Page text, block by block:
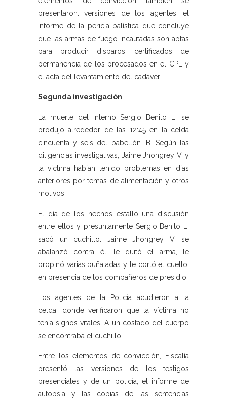
presentaron: versiones de los agentes, el
informe de la pericia balística que concluye
que las armas de fuego incautadas son aptas
para producir disparos, certificados de
permanencia de los procesados en el CPL y
el acta del levantamiento del cadáver.
Segunda investigación
La muerte del interno Sergio Benito L. se
produjo alrededor de las 12:45 en la celda
cincuenta y seis del pabellón IB. Según las
diligencias investigativas, Jaime Jhongrey V. y
la víctima habían tenido problemas en días
anteriores por temas de alimentación y otros
motivos.
El día de los hechos estalló una discusión
entre ellos y presuntamente Sergio Benito L.
sacó un cuchillo. Jaime Jhongrey V. se
abalanzó contra él, le quitó el arma, le
propinó varias puñaladas y le cortó el cuello,
en presencia de los compañeros de presidio.
Los agentes de la Policía acudieron a la
celda, donde verificaron que la víctima no
tenía signos vitales. A un costado del cuerpo
se encontraba el cuchillo.
Entre los elementos de convicción, Fiscalía
presentó las versiones de los testigos
presenciales y de un policía, el informe de
autopsia y las copias de las sentencias